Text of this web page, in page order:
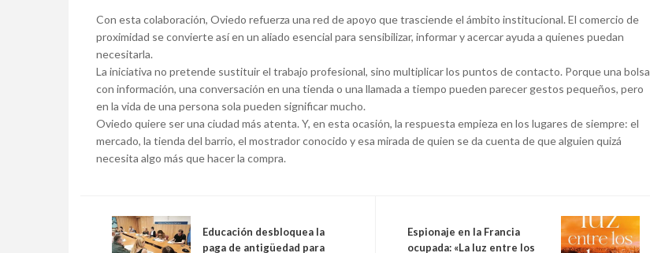
Con esta colaboración, Oviedo refuerza una red de apoyo que trasciende el ámbito institucional. El comercio de
proximidad se convierte así en un aliado esencial para sensibilizar, informar y acercar ayuda a quienes puedan
necesitarla.
La iniciativa no pretende sustituir el trabajo profesional, sino multiplicar los puntos de contacto. Porque una bolsa
con información, una conversación en una tienda o una llamada a tiempo pueden parecer gestos pequeños, pero
en la vida de una persona sola pueden significar mucho.
Oviedo quiere ser una ciudad más atenta. Y, en esta ocasión, la respuesta empieza en los lugares de siempre: el
mercado, la tienda del barrio, el mostrador conocido y esa mirada de quien se da cuenta de que alguien quizá
necesita algo más que hacer la compra.
Educación desbloquea la
paga de antigüedad para
Espionaje en la Francia
ocupada: «La luz entre los